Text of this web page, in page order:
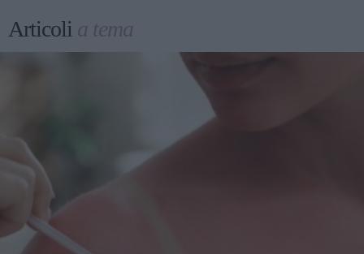
Articoli a tema